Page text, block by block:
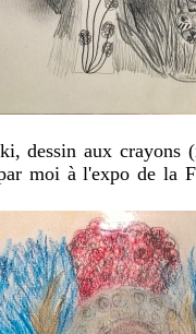
dessin aux
moi à l'expo de la